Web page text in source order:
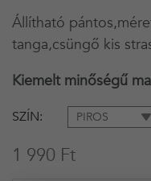
Állítható
tanga,csüngő kis
Kiemelt minőségű
SZÍN PIROS
1 990 Ft